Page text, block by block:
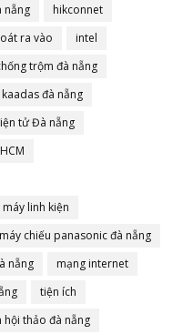
nẵng
hikconnet
ra vào
intel
trộm đà nẵng
đà nẵng
tử Đà nẵng
linh kiện
máy chiếu panasonic đà nẵng
nẵng
mạng internet
tiện ích
hội thảo đà nẵng